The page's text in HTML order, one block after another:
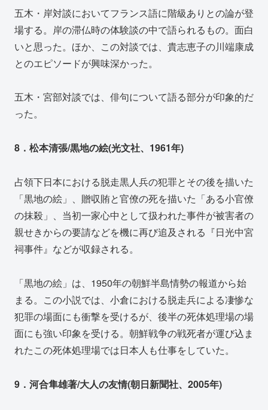
五木・岸対談においてフランス語に階級ありとの論が登
場する。岸の滞仏時の体験談の中で語られるもの。面白
いと思った。ほか、この対談では、貴志恵子の川端康成
とのエピソードが興味深かった。
五木・宮部対談では、俳句について語る部分が印象的だ
った。
8．松本清張/黒地の絵(光文社、1961年)
占領下日本における脱走黒人兵の犯罪とその後を描いた
「黒地の絵」、贈収賄と官僚の死を描いた「ある小官僚
の抹殺」、当初一家心中として扱われた事件が被害者の
親せきからの要請などを機に再び追及される『日光中宮
祠事件』などが収録される。
「黒地の絵」は、1950年の朝鮮半島情勢の報道から始
まる。この小説では、小倉における脱走兵による凄惨な
犯罪の場面にも衝撃を受けるが、後半の死体処理場の場
面にも強い印象を受ける。朝鮮戦争の戦死者が運び込ま
れたこの死体処理場では日本人も仕事をしていた。
9．河合隼雄著/大人の友情(朝日新聞社、2005年)